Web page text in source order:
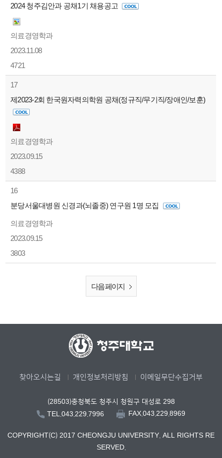
2024 청주김안과 공채1기 채용공고
의료경영학과
2023.11.08
4721
17
제2023-2회 한국원자력의학원 공채(정규직/무기직/장애인/보훈)
의료경영학과
2023.09.15
4388
16
분당서울대병원 신경과(뇌졸중) 연구원 1명 모집
의료경영학과
2023.09.15
3803
다음 페이지
찾아오시는길 개인정보처리방침 이메일무단수집거부
(28503)충청북도 청주시 청원구 대성로 298
TEL.043.229.7996
FAX.043.229.8969
COPYRIGHT(C) 2017 CHEONGJU UNIVERSITY. ALL RIGHTS RE
SERVED.